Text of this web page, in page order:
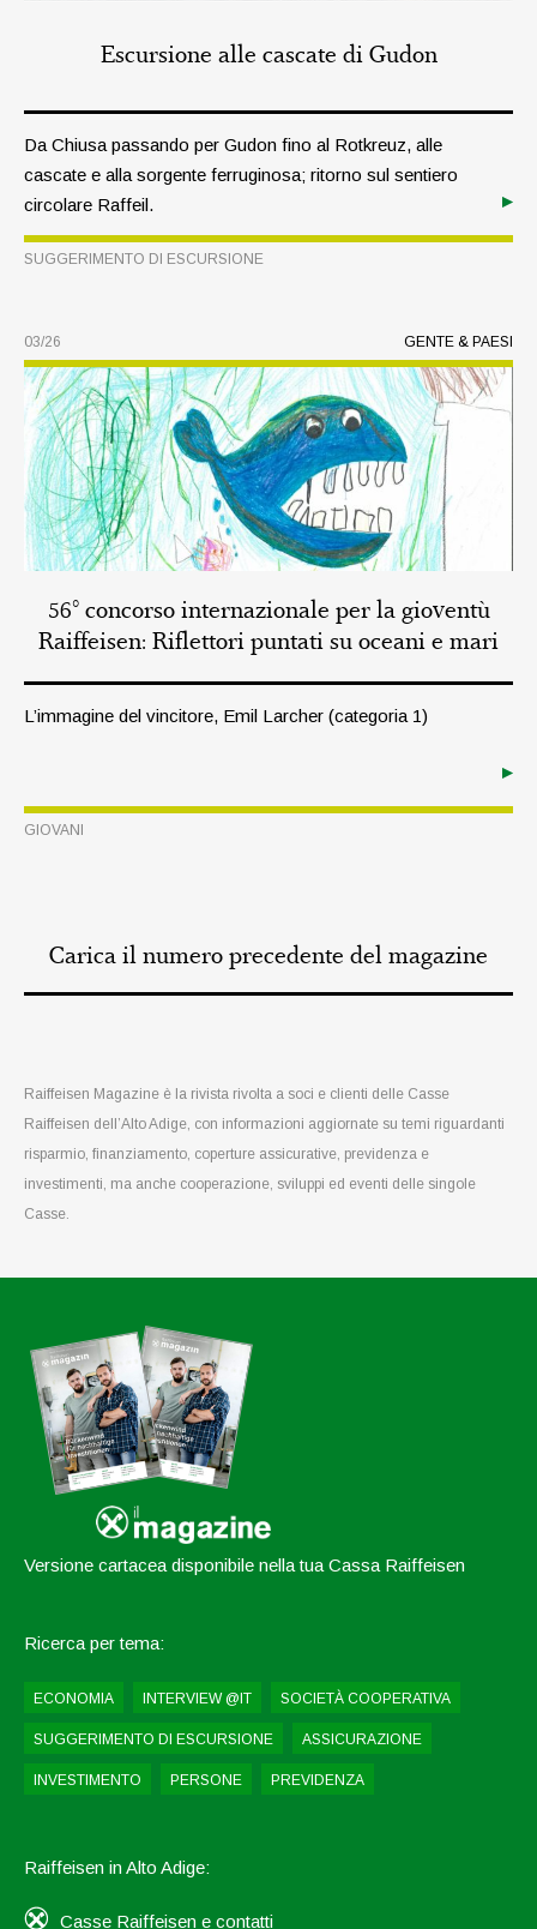
Escursione alle cascate di Gudon
Da Chiusa passando per Gudon fino al Rotkreuz, alle
cascate e alla sorgente ferruginosa; ritorno sul sentiero
circolare Raffeil.
SUGGERIMENTO DI ESCURSIONE
GENTE & PAESI
03/26
56° concorso internazionale per la gioventù
Raiffeisen: Riflettori puntati su oceani e mari
L’immagine del vincitore, Emil Larcher (categoria 1)
GIOVANI
Carica il numero precedente del magazine
Raiffeisen Magazine è la rivista rivolta a soci e clienti delle Casse
Raiffeisen dell’Alto Adige, con informazioni aggiornate su temi riguardanti
risparmio, finanziamento, coperture assicurative, previdenza e
investimenti, ma anche cooperazione, sviluppi ed eventi delle singole
Casse.
Versione cartacea disponibile nella tua Cassa Raiffeisen
Ricerca per tema:
ECONOMIA INTERVIEW @IT SOCIETÀ COOPERATIVA
SUGGERIMENTO DI ESCURSIONE ASSICURAZIONE
INVESTIMENTO PERSONE PREVIDENZA
Raiffeisen in Alto Adige:
Casse Raiffeisen e contatti